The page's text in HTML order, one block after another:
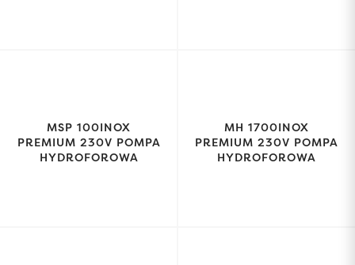
MSP 100INOX
PREMIUM 230V POMPA
HYDROFOROWA
MH 1700INOX
PREMIUM 230V POMPA
HYDROFOROWA